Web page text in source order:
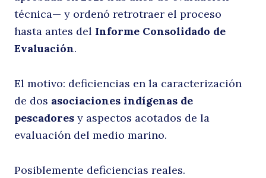
técnica— y ordenó retrotraer el proceso
hasta antes del Informe Consolidado de
Evaluación.
El motivo: deficiencias en la caracterización
de dos asociaciones indígenas de
pescadores y aspectos acotados de la
evaluación del medio marino.
Posiblemente deficiencias reales.